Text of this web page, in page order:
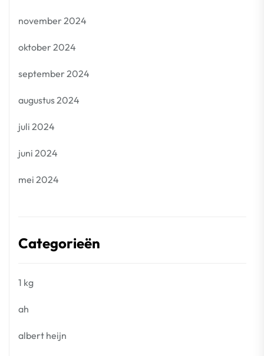
november 2024
oktober 2024
september 2024
augustus 2024
juli 2024
juni 2024
mei 2024
Categorieën
1 kg
ah
albert heijn